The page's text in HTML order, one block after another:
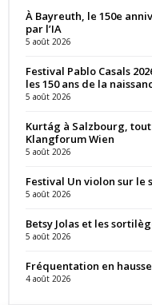
À Bayreuth, le 150e
par l’IA
5 août 2026
Festival Pablo Casals
les 150 ans de la
5 août 2026
Kurtág à Salzbourg,
Klangforum Wien
5 août 2026
Festival Un violon sur
5 août 2026
Betsy Jolas et les
5 août 2026
Fréquentation en
4 août 2026